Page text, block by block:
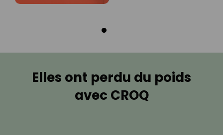
Elles ont perdu du poids
avec CROQ